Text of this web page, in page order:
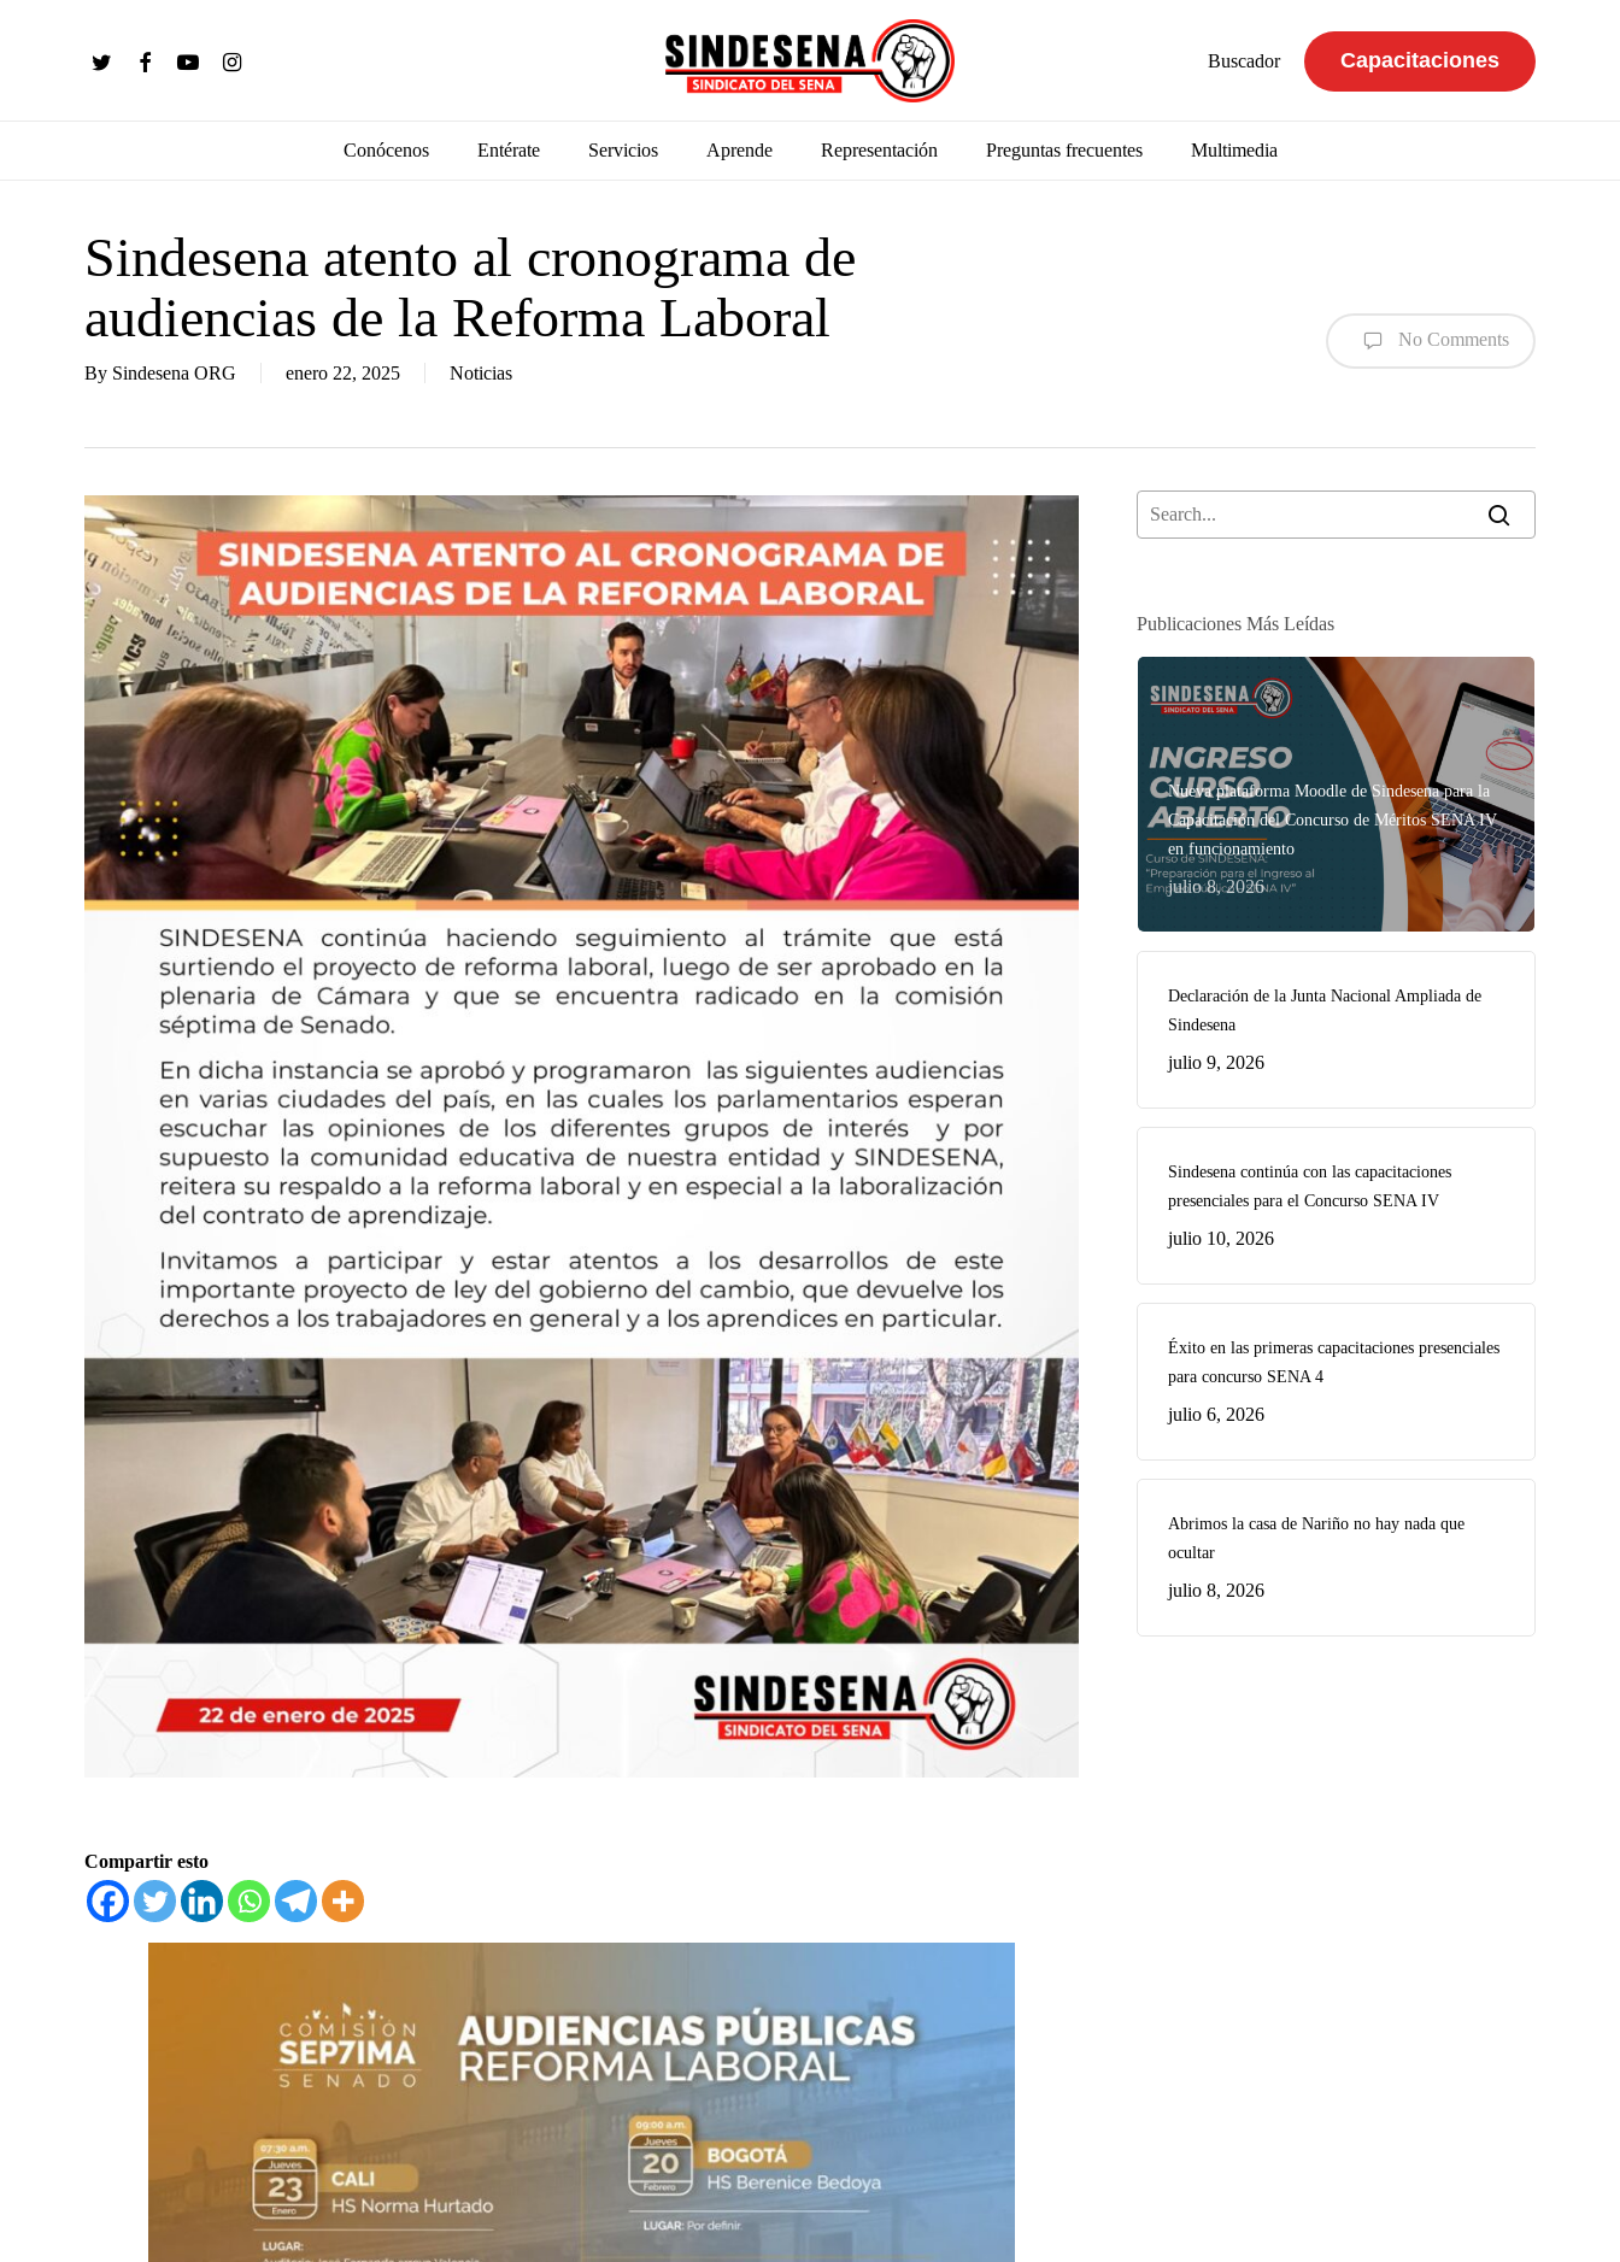
twitter facebookyoutubeinstagram Buscador Capacitaciones
Conócenos Entérate Servicios Aprende Representación Preguntas frecuentes Multimedia
Sindesena atento al cronograma de
audiencias de la Reforma Laboral
By Sindesena ORG enero 22, 2025 Noticias
No Comments
Compartir esto
Publicaciones Más Leídas
Nueva plataforma Moodle de Sindesena para la
Capacitación del Concurso de Méritos SENA IV
en funcionamiento
julio 8, 2026
Declaración de la Junta Nacional Ampliada de
Sindesena
julio 9, 2026
Sindesena continúa con las capacitaciones
presenciales para el Concurso SENA IV
julio 10, 2026
Éxito en las primeras capacitaciones presenciales
para concurso SENA 4
julio 6, 2026
Abrimos la casa de Nariño no hay nada que
ocultar
julio 8, 2026